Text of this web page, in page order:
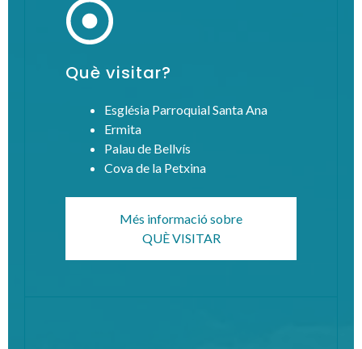
Què visitar?
Església Parroquial Santa Ana
Ermita
Palau de Bellvís
Cova de la Petxina
Més informació sobre
QUÈ VISITAR